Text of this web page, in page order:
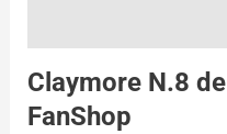
Claymore N.8 de
FanShop